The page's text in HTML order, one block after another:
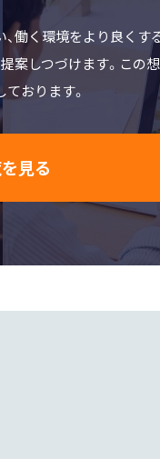
働く環境をより良くす
案しつづけます。この
おります。
見る